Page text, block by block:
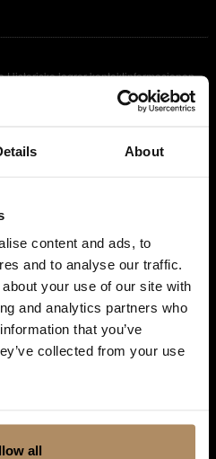
About
content and ads, to
and to analyse our traffic.
your use of our site with
and analytics partners who
that you’ve
collected from your use
all
Historiske lagrer kontaktinformasjonen
om våre produkter og tjenester. Du
helst. Hvis du vil ha mer informasjon